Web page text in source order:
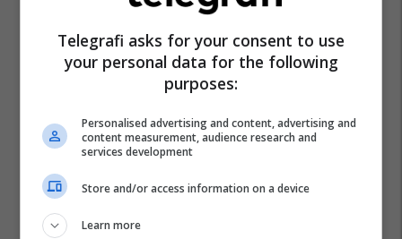
Telegrafi asks for your consent to use
your personal data for the following
purposes:
Personalised advertising and content, advertising and
content measurement, audience research and
services development
Store and/or access information on a device
Learn more